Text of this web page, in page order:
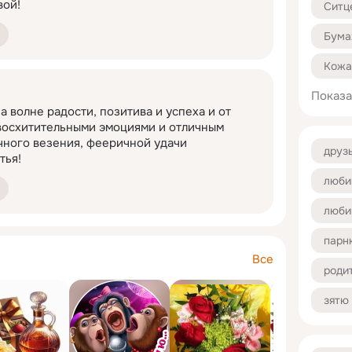
волне радости, позитива и успеха и от
эмоциями и отличным
везения, фееричной удачи
Все
зятю